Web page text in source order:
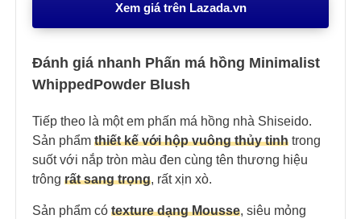
Xem giá trên Lazada.vn
Đánh giá nhanh Phấn má hồng Minimalist
WhippedPowder Blush
Tiếp theo là một em phấn má hồng nhà Shiseido.
Sản phẩm thiết kế với hộp vuông thủy tinh trong
suốt với nắp tròn màu đen cùng tên thương hiệu
trông rất sang trọng, rất xịn xò.
Sản phẩm có texture dạng Mousse, siêu mỏng